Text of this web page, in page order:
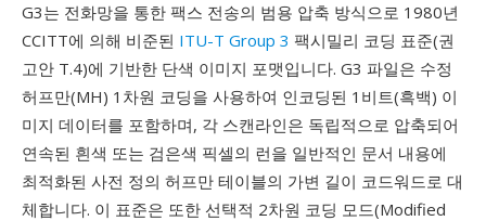
G3는 전화망을 통한 팩스 전송의 범용 압축 방식으로 1980년
CCITT에 의해 비준된 ITU-T Group 3 팩시밀리 코딩 표준(권
고안 T.4)에 기반한 단색 이미지 포맷입니다. G3 파일은 수정
허프만(MH) 1차원 코딩을 사용하여 인코딩된 1비트(흑백) 이
미지 데이터를 포함하며, 각 스캔라인은 독립적으로 압축되어
연속된 흰색 또는 검은색 픽셀의 런을 일반적인 문서 내용에
최적화된 사전 정의 허프만 테이블의 가변 길이 코드워드로 대
체합니다. 이 표준은 또한 선택적 2차원 코딩 모드(Modified